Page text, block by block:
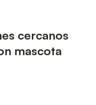
cercanos
mascota